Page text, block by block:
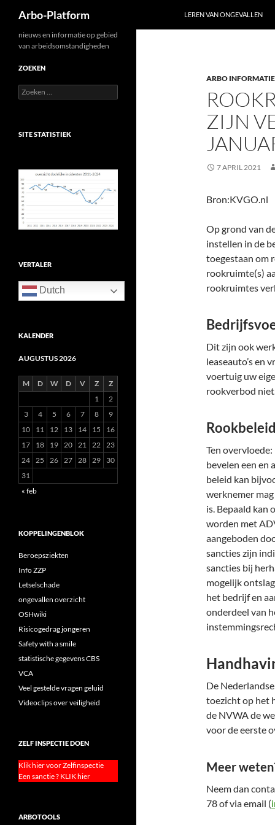
Arbo-Platform LEREN VAN ONGEVALLEN
ARBO
ZIJN
7 APRIL 2021
Bron:KVGO.nl
Op grond van
instellen in de
toegestaan om
rookruimte(s)
rookruimtes
Dit zijn ook
leaseauto’s en
voertuig uw
rookverbod
Rookbeleid
Ten
bevelen een en
beleid kan
werknemer
is. Bepaald kan
worden met
aangeboden
sancties zijn
sancties bij
mogelijk
het bedrijf en
onderdeel van
De
toezicht op het
de NVWA de
voor de eerste
Meer
Neem dan
78 of via email (
nieuws en informatie op gebied
van arbeidsomstandigheden
ZOEKEN
Zoeken
naar:
SITE STATISTIEK
VERTALER
Dutch
KALENDER
AUGUSTUS 2026
M D W D V Z
Z
1
2
3
4 5 6 7 8
9
10
11 12 13 14 15
16
17
18 19 20 21 22
23
24
25 26 27 28 29
30
31
« feb
KOPPELINGENBLOK
Beroepsziekten
Info ZZP
Letselschade
ongevallen overzicht
OSHwiki
Risicogedrag jongeren
Safety with a smile
statistische gegevens CBS
VCA
Veel gestelde vragen geluid
Videoclips over veiligheid
ZELF INSPECTIE DOEN
Klik hier voor Zelfinspectie
Een sanctie ? KLIK hier
ARBOTOOLS